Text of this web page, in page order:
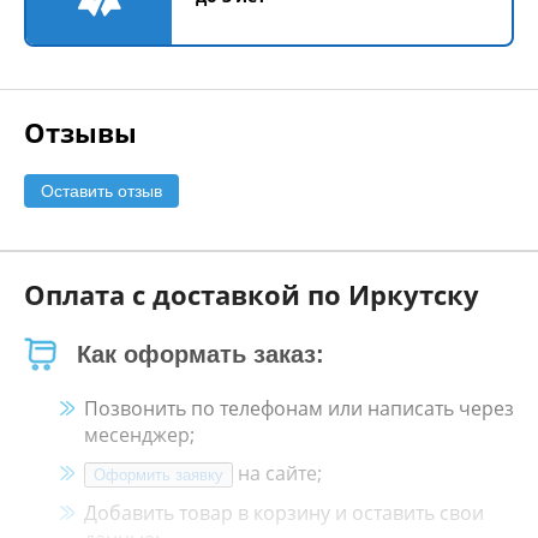
Отзывы
Оставить отзыв
Оплата с доставкой по Иркутску
Как оформать заказ:
Позвонить по телефонам или написать через
месенджер;
Оформить заявку
на сайте;
Добавить товар в корзину и оставить свои